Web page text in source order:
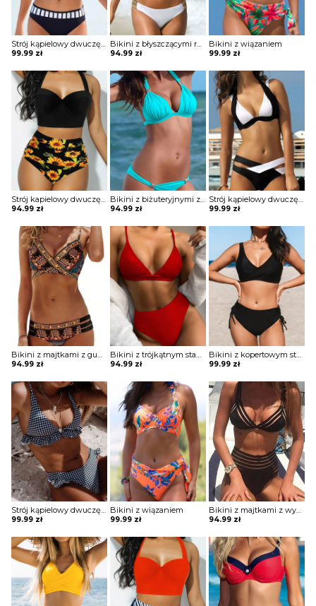
Strój kąpielowy dwuczęściowy z wiązaniem na biuście
99.99 zł
Bikini z błyszczącymi ramiączkami i gumkami przy majtkach
94.99 zł
Bikini z wiązaniem
99.99 zł
Strój kapielowy dwuczęściowy z topem i drapowanymi majtkami z wysokim stanem
94.99 zł
Bikini z biżuteryjnymi zdobieniami
94.99 zł
Strój kąpielowy dwuczęściowy z paskami
99.99 zł
Bikini z majtkami z gumkami i stanikiem wiązanym pod biustem
94.99 zł
Bikini z trójkątnym stanikiem
94.99 zł
Bikini z kopertowym stanikiem sznurowane
99.99 zł
Strój kąpielowy dwuczęściowy z falbankami
99.99 zł
Bikini z wiązaniem
99.99 zł
Bikini z majtkami z wysokim stanem i stanikiem z paskami
94.99 zł